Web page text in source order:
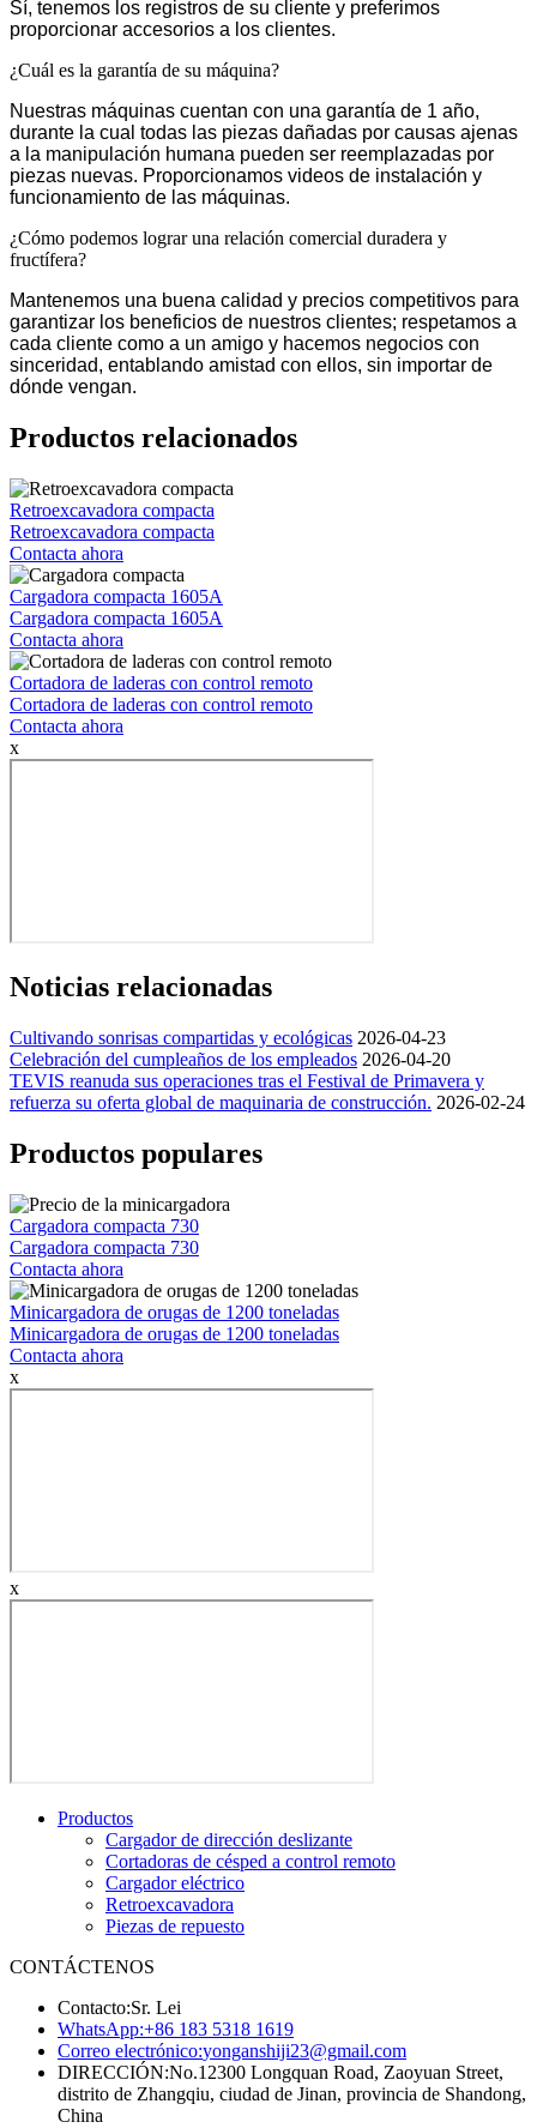
Sí, tenemos los registros de su cliente y preferimos
proporcionar accesorios a los clientes.
¿Cuál es la garantía de su máquina?
Nuestras máquinas cuentan con una garantía de 1 año,
durante la cual todas las piezas dañadas por causas ajenas
a la manipulación humana pueden ser reemplazadas por
piezas nuevas. Proporcionamos videos de instalación y
funcionamiento de las máquinas.
¿Cómo podemos lograr una relación comercial duradera y
fructífera?
Mantenemos una buena calidad y precios competitivos para
garantizar los beneficios de nuestros clientes; respetamos a
cada cliente como a un amigo y hacemos negocios con
sinceridad, entablando amistad con ellos, sin importar de
dónde vengan.
Productos relacionados
Retroexcavadora compacta
Retroexcavadora compacta
Contacta ahora
Cargadora compacta 1605A
Cargadora compacta 1605A
Contacta ahora
Cortadora de laderas con control remoto
Cortadora de laderas con control remoto
Contacta ahora
x
Noticias relacionadas
Cultivando sonrisas compartidas y ecológicas 2026-04-23
Celebración del cumpleaños de los empleados 2026-04-20
TEVIS reanuda sus operaciones tras el Festival de Primavera y
refuerza su oferta global de maquinaria de construcción. 2026-02-24
Productos populares
Cargadora compacta 730
Cargadora compacta 730
Contacta ahora
Minicargadora de orugas de 1200 toneladas
Minicargadora de orugas de 1200 toneladas
Contacta ahora
x
x
Productos
Cargador de dirección deslizante
Cortadoras de césped a control remoto
Cargador eléctrico
Retroexcavadora
Piezas de repuesto
CONTÁCTENOS
Contacto:Sr. Lei
WhatsApp:+86 183 5318 1619
Correo electrónico:yonganshiji23@gmail.com
DIRECCIÓN:No.12300 Longquan Road, Zaoyuan Street,
distrito de Zhangqiu, ciudad de Jinan, provincia de Shandong,
China